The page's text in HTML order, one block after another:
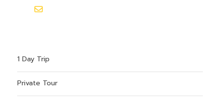
1 Day Trip
Private Tour